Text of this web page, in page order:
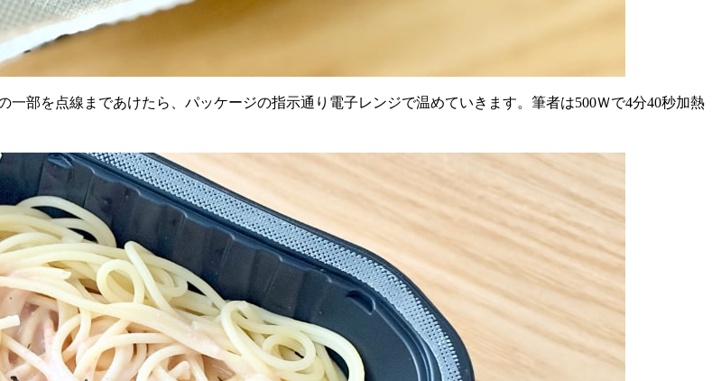
部を点線まであけたら、パッケージの指示通り電子レンジで温めていきます。筆者は500Ｗで4分40秒加熱